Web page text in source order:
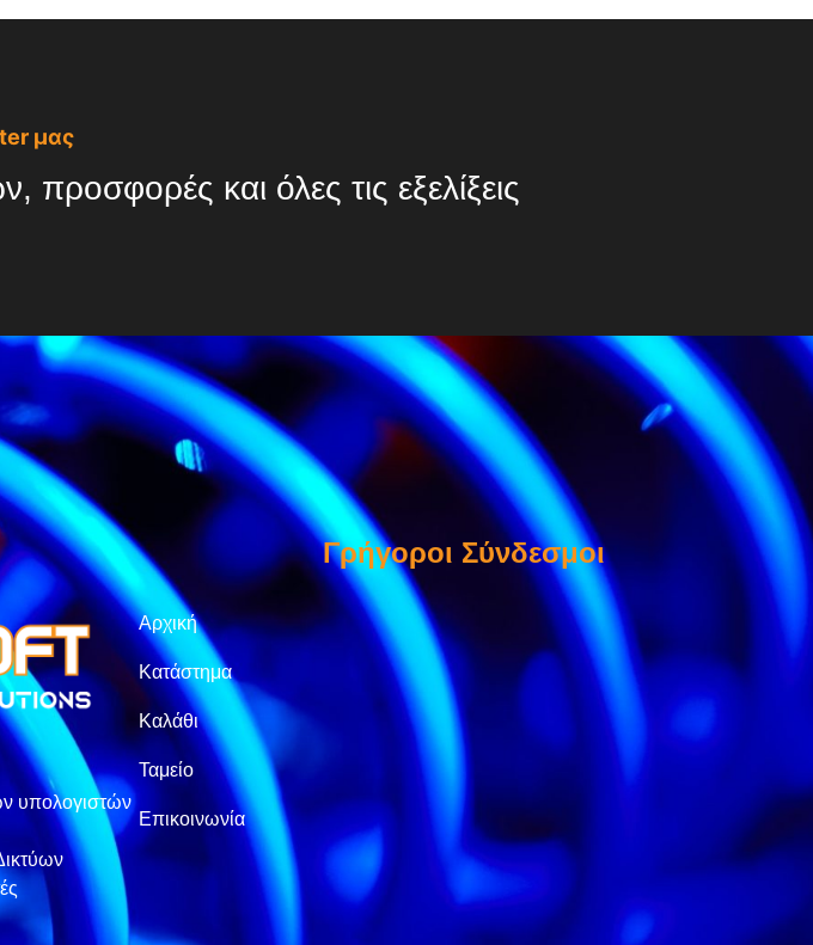
μας
προσφορές και όλες τις εξελίξεις
υπολογιστών
Γρήγοροι Σύνδεσμοι
Αρχική
Κατάστημα
Καλάθι
Ταμείο
Επικοινωνία